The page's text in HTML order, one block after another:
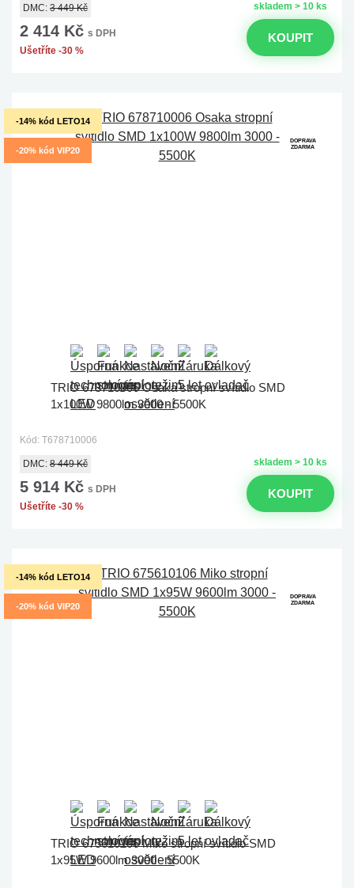
skladem > 10 ks
DMC: 3 449 Kč
2 414 Kč s DPH
Ušetříte -30 %
KOUPIT
-14% kód LETO14
-20% kód VIP20
DOPRAVA
ZDARMA
TRIO 678710006 Osaka stropní svítidlo SMD
1x100W 9800lm 3000 - 5500K
Kód: T678710006
skladem > 10 ks
DMC: 8 449 Kč
5 914 Kč s DPH
Ušetříte -30 %
KOUPIT
-14% kód LETO14
-20% kód VIP20
DOPRAVA
ZDARMA
TRIO 675610106 Miko stropní svítidlo SMD
1x95W 9600lm 3000 - 5500K